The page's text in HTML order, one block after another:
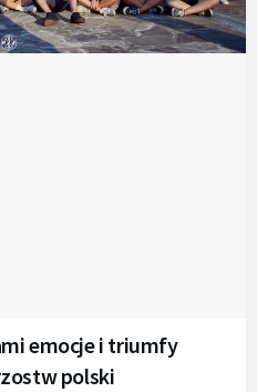
emocje i triumfy
polski